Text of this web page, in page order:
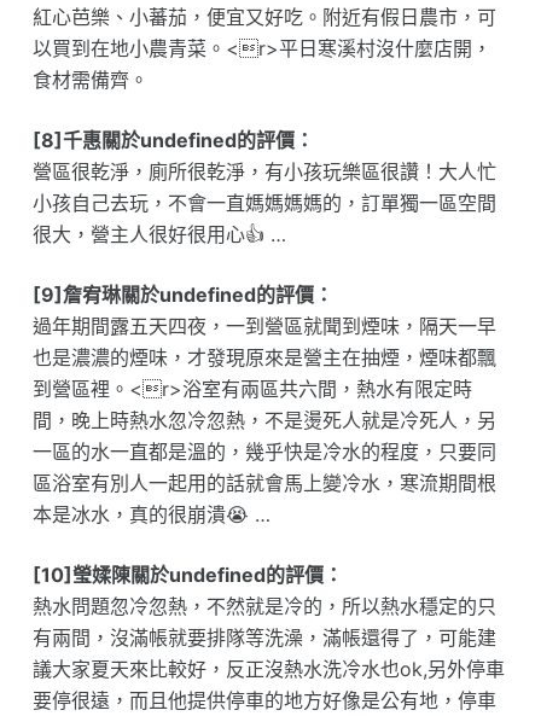
紅心芭樂、小蕃茄，便宜又好吃。附近有假日農市，可
以買到在地小農青菜。<r>平日寒溪村沒什麼店開，
食材需備齊。
[8]千惠關於undefined的評價：
營區很乾淨，廁所很乾淨，有小孩玩樂區很讚！大人忙
小孩自己去玩，不會一直媽媽媽媽的，訂單獨一區空間
很大，營主人很好很用心👍 …
[9]詹宥琳關於undefined的評價：
過年期間露五天四夜，一到營區就聞到煙味，隔天一早
也是濃濃的煙味，才發現原來是營主在抽煙，煙味都飄
到營區裡。<r>浴室有兩區共六間，熱水有限定時
間，晚上時熱水忽冷忽熱，不是燙死人就是冷死人，另
一區的水一直都是溫的，幾乎快是冷水的程度，只要同
區浴室有別人一起用的話就會馬上變冷水，寒流期間根
本是冰水，真的很崩潰😭 …
[10]瑩媃陳關於undefined的評價：
熱水問題忽冷忽熱，不然就是冷的，所以熱水穩定的只
有兩間，沒滿帳就要排隊等洗澡，滿帳還得了，可能建
議大家夏天來比較好，反正沒熱水洗冷水也ok,另外停車
要停很遠，而且他提供停車的地方好像是公有地，停車